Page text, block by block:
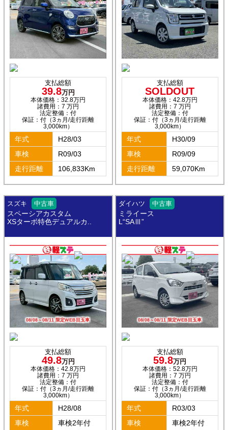
支払総額
39.8万円
本体価格：32.8万円
諸費用：7 万円
法定整備：付
保証：付（3ヵ月/走行距離
3,000km）
年式
H28/03
車検
R09/03
走行距離
106,833Km
支払総額
SOLDOUT
本体価格：42.8万円
諸費用：7 万円
法定整備：付
保証：付（3ヵ月/走行距離
3,000km）
年式
H30/09
車検
R09/09
走行距離
59,070Km
スズキ 中古車
スペーシアカスタム
XSターボ特色デュアルカ..
08/08～08/11 限定WEB目玉車
支払総額
49.8万円
本体価格：42.8万円
諸費用：7 万円
法定整備：付
保証：付（3ヵ月/走行距離
3,000km）
年式
H28/08
車検
車検2年付
ダイハツ 中古車
ミライース
L“SAⅢ”
08/08～08/11 限定WEB目玉車
支払総額
59.8万円
本体価格：52.8万円
諸費用：7 万円
法定整備：付
保証：付（3ヵ月/走行距離
3,000km）
年式
R03/03
車検
車検2年付